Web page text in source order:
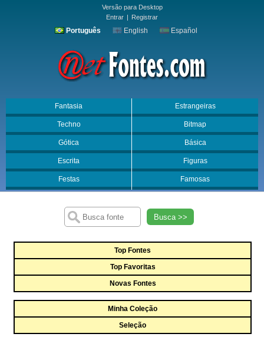
Versão para Desktop
Entrar | Registrar
Português English Español
Fantasia Estrangeiras
Techno Bitmap
Gótica Básica
Escrita Figuras
Festas Famosas
Busca >>
Top Fontes
Top Favoritas
Novas Fontes
Minha Coleção
Seleção